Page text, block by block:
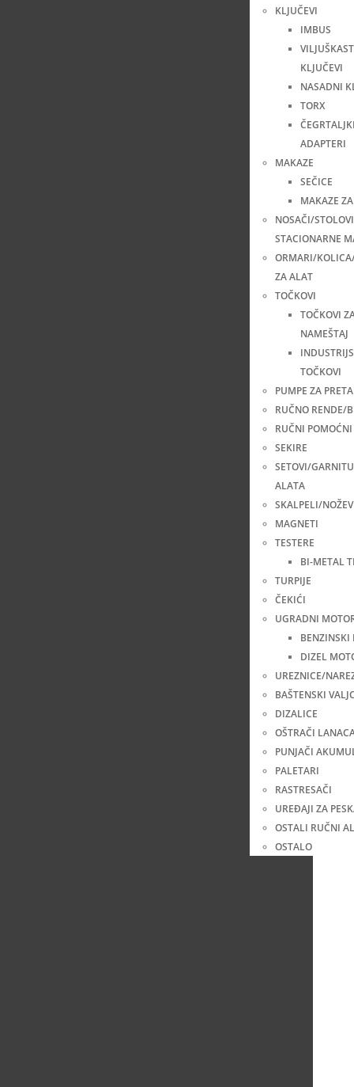
KLJUČEVI
IMBUS
KLJUČEVI
NASADNI
TORX
ADAPTERI
MAKAZE
SEČICE
MAKAZE
NOSAČI/
STACIONARNE
ORMARI/
ZA ALAT
TOČKOVI
TOČKOVI
NAMEŠTAJ
TOČKOVI
PUMPE ZA
RUČNO RENDE/
RUČNI
SEKIRE
SETOVI/
ALATA
SKALPELI/
MAGNETI
TESTERE
BI-METAL
TURPIJE
ČEKIĆI
UGRADNI
BENZINSKI
DIZEL
UREZNICE/
BAŠTENSKI
DIZALICE
OŠTRAČI
PUNJAČI
PALETARI
RASTRESAČI
UREĐAJI ZA
OSTALI RUČNI
OSTALO